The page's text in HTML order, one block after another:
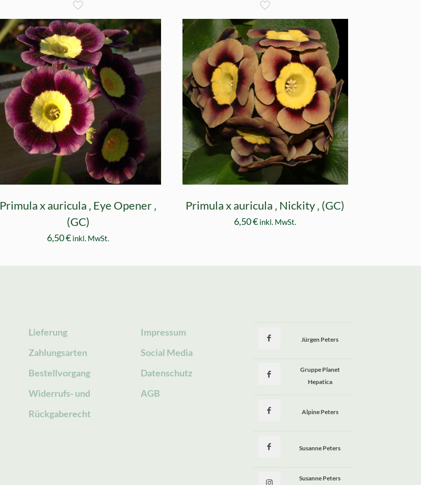
Primula x auricula ‚ Eye Opener ‚
(GC)
6,50€ inkl. MwSt.
Primula x auricula ‚ Nickity ‚ (GC)
6,50€ inkl. MwSt.
Lieferung
Zahlungsarten
Bestellvorgang
Widerrufs- und
Rückgaberecht
Impressum
Social Media
Datenschutz
AGB
Jürgen Peters
Gruppe Planet
Hepatica
Alpine Peters
Susanne Peters
Susanne Peters